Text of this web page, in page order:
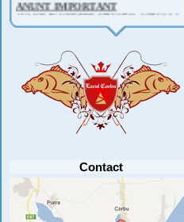
COVID 19- DIN MOTIVE DE SIGURANTA ,
CAT SI A REGLEMENTARILOR LEGALE ,
PRECUM SI RETRAGEREA UNOR
[detalii]
Anunt important
Va anuntam ca editia 30 a concursului de
pescuit CUPA RIG la CRAP din perioada 2-5
septembrie 2021 se reprogrameaza pentru luna
mai 2022 !
Avansul in .....[detalii]
Contact